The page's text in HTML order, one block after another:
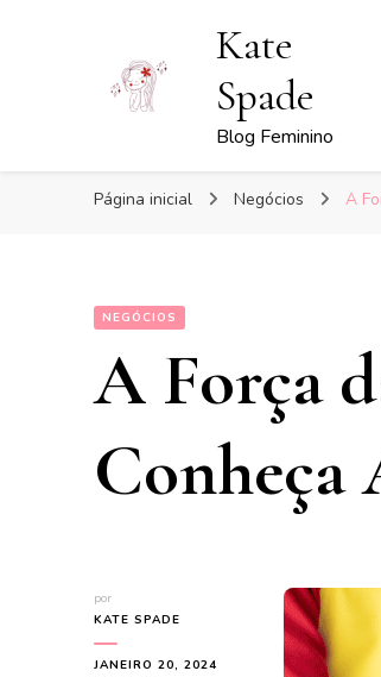
Kate
Spade
Blog Feminino
Página inicial Negócios A
NEGÓCIOS
A Força
por
KATE SPADE
JANEIRO 20, 2024